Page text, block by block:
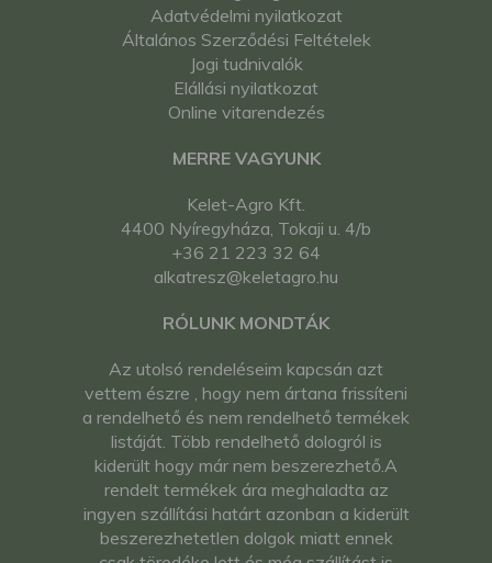
Adatvédelmi nyilatkozat
Általános Szerződési Feltételek
Jogi tudnivalók
Elállási nyilatkozat
Online vitarendezés
MERRE VAGYUNK
Kelet-Agro Kft.
4400 Nyíregyháza, Tokaji u. 4/b
+36 21 223 32 64
alkatresz@keletagro.hu
RÓLUNK MONDTÁK
Az utolsó rendeléseim kapcsán azt
vettem észre , hogy nem ártana frissíteni
a rendelhető és nem rendelhető termékek
listáját. Több rendelhető dologról is
kiderült hogy már nem beszerezhető.A
rendelt termékek ára meghaladta az
ingyen szállítási határt azonban a kiderült
beszerezhetetlen dolgok miatt ennek